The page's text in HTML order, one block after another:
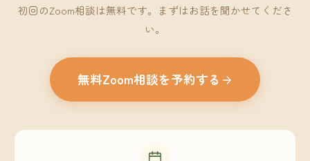
初回のZoom相談は無料です。まずはお話を聞かせてくださ
い。
無料Zoom相談を予約する